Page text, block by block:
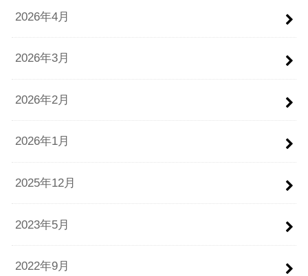
2026年4月
2026年3月
2026年2月
2026年1月
2025年12月
2023年5月
2022年9月